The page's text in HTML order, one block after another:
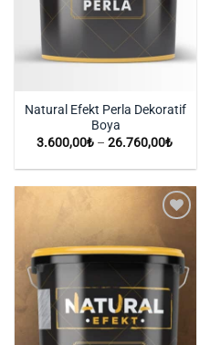
Natural Efekt Perla Dekoratif
Boya
3.600,00₺ – 26.760,00₺Fiyat
Listeme
Ekle